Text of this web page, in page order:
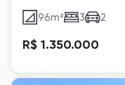
96m² 3 2
R$ 1.350.000